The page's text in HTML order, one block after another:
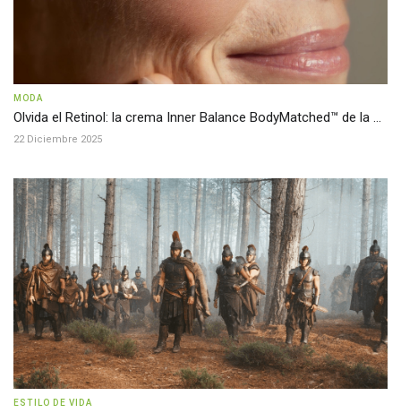
MODA
Olvida el Retinol: la crema Inner Balance BodyMatched™ de la ...
22 Diciembre 2025
ESTILO DE VIDA